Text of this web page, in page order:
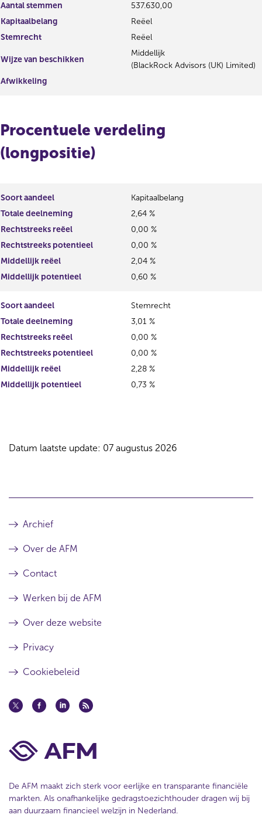
Aantal stemmen
537.630,00
Kapitaalbelang
Reëel
Stemrecht
Reëel
Wijze van beschikken
Middellijk
(BlackRock Advisors (UK) Limited)
Afwikkeling
Procentuele verdeling
(longpositie)
Soort aandeel
Kapitaalbelang
Totale deelneming
2,64 %
Rechtstreeks reëel
0,00 %
Rechtstreeks potentieel
0,00 %
Middellijk reëel
2,04 %
Middellijk potentieel
0,60 %
Soort aandeel
Stemrecht
Totale deelneming
3,01 %
Rechtstreeks reëel
0,00 %
Rechtstreeks potentieel
0,00 %
Middellijk reëel
2,28 %
Middellijk potentieel
0,73 %
Datum laatste update: 07 augustus 2026
Archief
Over de AFM
Contact
Werken bij de AFM
Over deze website
Privacy
Cookiebeleid
De AFM maakt zich sterk voor eerlijke en transparante financiële
markten. Als onafhankelijke gedragstoezichthouder dragen wij bij
aan duurzaam financieel welzijn in Nederland.